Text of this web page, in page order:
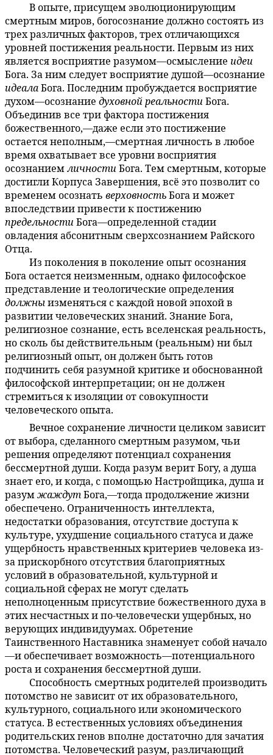
В опыте, присущем эволюционирующим
смертным миров, богосознание должно состоять из
трех различных факторов, трех отличающихся
уровней постижения реальности. Первым из них
является восприятие разумом—осмысление идеи
Бога. За ним следует восприятие душой—осознание
идеалаБога. Последним пробуждается восприятие
духом—осознание духовной реальностиБога.
Объединив все три фактора постижения
божественного,—даже если это постижение
остается неполным,—смертная личность в любое
время охватывает все уровни восприятия
осознаниемличностиБога. Тем смертным, которые
достигли Корпуса Завершения, всё это позволит со
временем осознать верховностьБога и может
впоследствии привести к постижению
предельностиБога—определенной стадии
овладения абсонитным сверхсознанием Райского
Отца.
Из поколения в поколение опыт осознания
Бога остается неизменным, однако философское
представление и теологические определения
должныизменяться с каждой новой эпохой в
развитии человеческих знаний. Знание Бога,
религиозное сознание, есть вселенская реальность,
но сколь бы действительным (реальным) ни был
религиозный опыт, он должен быть готов
подчинить себя разумной критике и обоснованной
философской интерпретации; он не должен
стремиться к изоляции от совокупности
человеческого опыта.
Вечное сохранение личности целиком зависит
от выбора, сделанного смертным разумом, чьи
решения определяют потенциал сохранения
бессмертной души. Когда разум верит Богу, а душа
знает его, и когда, с помощью Настройщика, душа и
разумжаждутБога,—тогда продолжение жизни
обеспечено. Ограниченность интеллекта,
недостатки образования, отсутствие доступа к
культуре, ухудшение социального статуса и даже
ущербность нравственных критериев человека из-
за прискорбного отсутствия благоприятных
условий в образовательной, культурной и
социальной сферах не могут сделать
неполноценным присутствие божественного духа в
этих несчастных и по-человечески ущербных, но
верующих индивидуумах. Обретение
Таинственного Наставника знаменует собой начало
—и обеспечивает возможность—потенциального
роста и сохранения бессмертной души.
Способность смертных родителей производить
потомство не зависит от их образовательного,
культурного, социального или экономического
статуса. В естественных условиях объединения
родительских генов вполне достаточно для зачатия
потомства. Человеческий разум, различающий